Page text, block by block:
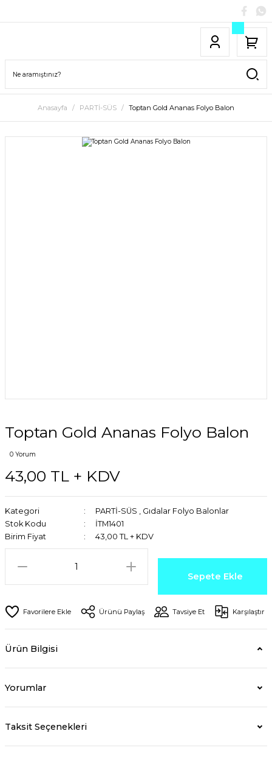
Anasayfa PARTİ-SÜS Toptan Gold Ananas Folyo Balon
Toptan Gold Ananas Folyo Balon
0 Yorum
43,00 TL + KDV
Kategori PARTİ-SÜS , Gıdalar Folyo Balonlar
Stok Kodu
İTM1401
Birim Fiyat
43,00 TL + KDV
Sepete Ekle
Ürünü Paylaş Tavsiye Et Karşılaştır
Ürün Bilgisi
Yorumlar
Taksit Seçenekleri